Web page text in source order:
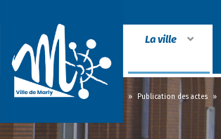
La ville
Accueil » » Publication des actes »